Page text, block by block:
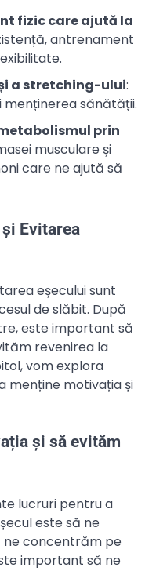
fizic care ajută la
antrenament
a stretching-ului:
sănătății.
prin
musculare și
care ne ajută să
Evitarea
eșecului sunt
de slăbit. După
este important să
revenirea la
vom explora
menține motivația și
și să evităm
lucruri pentru a
este să ne
ne concentrăm pe
important să ne